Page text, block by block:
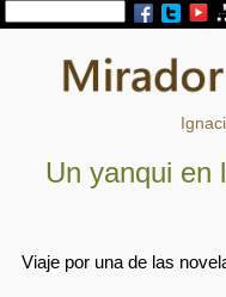
Un yanqui en
Viaje por una de las